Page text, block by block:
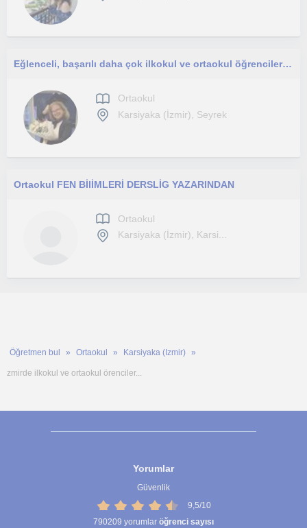
Eğlenceli, başarılı daha çok ilkokul ve ortaokul öğrencilerine LGS ÖĞRENCİLERİNE
Ortaokul
Karsiyaka (İzmir), Seyrek
Ortaokul FEN BİlİMLERİ DERSLİG YAZARINDAN
Ortaokul
Karsiyaka (İzmir), Karsi...
Öğretmen bul Ortaokul Karsiyaka (Izmir)
zmirde ilkokul ve ortaokul örenciler...
Yorumlar
Güvenlik
9,5/10
790209 yorumlar öğrenci sayısı